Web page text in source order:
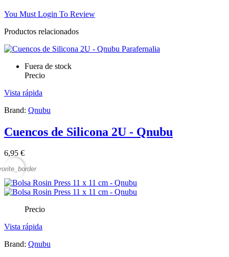
You Must Login To Review
Productos relacionados
Fuera de stock
Precio
Vista rápida
Brand: Qnubu
Cuencos de Silicona 2U - Qnubu
6,95 €
Precio
Vista rápida
Brand: Qnubu